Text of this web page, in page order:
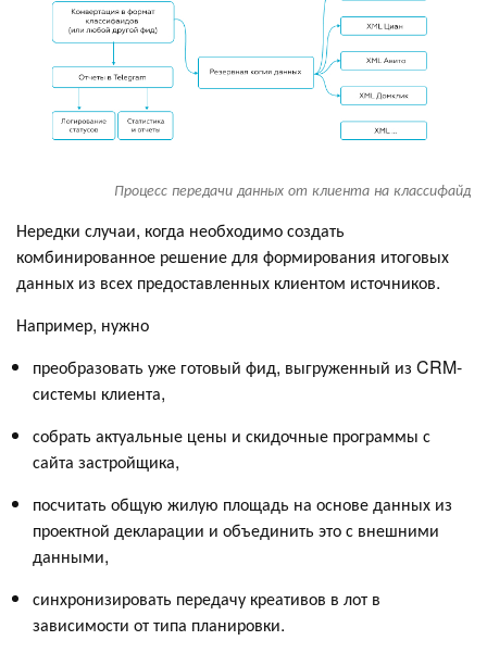
Процесс передачи данных от клиента на классифайд
Нередки случаи, когда необходимо создать
комбинированное решение для формирования итоговых
данных из всех предоставленных клиентом источников.
Например, нужно
преобразовать уже готовый фид, выгруженный из CRM-
системы клиента,
собрать актуальные цены и скидочные программы с
сайта застройщика,
посчитать общую жилую площадь на основе данных из
проектной декларации и объединить это с внешними
данными,
синхронизировать передачу креативов в лот в
зависимости от типа планировки.